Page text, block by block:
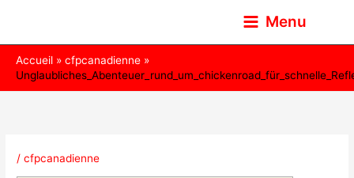
contenu
Menu
Accueil
cfpcanadienne
/cfpcanadienne